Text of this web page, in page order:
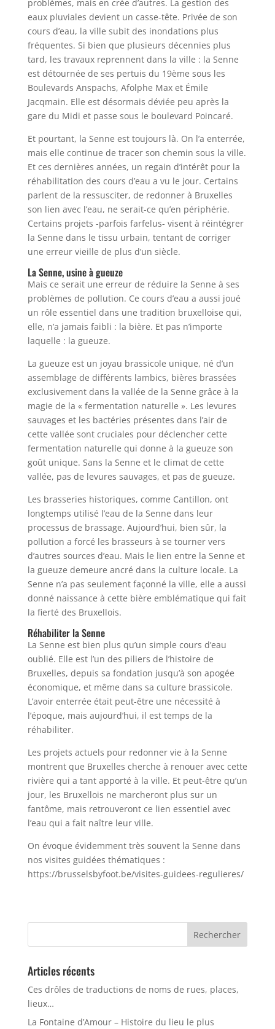
problèmes, mais en crée d’autres. La gestion des
eaux pluviales devient un casse-tête. Privée de son
cours d’eau, la ville subit des inondations plus
fréquentes. Si bien que plusieurs décennies plus
tard, les travaux reprennent dans la ville : la Senne
est détournée de ses pertuis du 19ème sous les
Boulevards Anspachs, Afolphe Max et Émile
Jacqmain. Elle est désormais déviée peu après la
gare du Midi et passe sous le boulevard Poincaré.
Et pourtant, la Senne est toujours là. On l’a enterrée,
mais elle continue de tracer son chemin sous la ville.
Et ces dernières années, un regain d’intérêt pour la
réhabilitation des cours d’eau a vu le jour. Certains
parlent de la ressusciter, de redonner à Bruxelles
son lien avec l’eau, ne serait-ce qu’en périphérie.
Certains projets -parfois farfelus- visent à réintégrer
la Senne dans le tissu urbain, tentant de corriger
une erreur vieille de plus d’un siècle.
La Senne, usine à gueuze
Mais ce serait une erreur de réduire la Senne à ses
problèmes de pollution. Ce cours d’eau a aussi joué
un rôle essentiel dans une tradition bruxelloise qui,
elle, n’a jamais faibli : la bière. Et pas n’importe
laquelle : la gueuze.
La gueuze est un joyau brassicole unique, né d’un
assemblage de différents lambics, bières brassées
exclusivement dans la vallée de la Senne grâce à la
magie de la « fermentation naturelle ». Les levures
sauvages et les bactéries présentes dans l’air de
cette vallée sont cruciales pour déclencher cette
fermentation naturelle qui donne à la gueuze son
goût unique. Sans la Senne et le climat de cette
vallée, pas de levures sauvages, et pas de gueuze.
Les brasseries historiques, comme Cantillon, ont
longtemps utilisé l’eau de la Senne dans leur
processus de brassage. Aujourd’hui, bien sûr, la
pollution a forcé les brasseurs à se tourner vers
d’autres sources d’eau. Mais le lien entre la Senne et
la gueuze demeure ancré dans la culture locale. La
Senne n’a pas seulement façonné la ville, elle a aussi
donné naissance à cette bière emblématique qui fait
la fierté des Bruxellois.
Réhabiliter la Senne
La Senne est bien plus qu’un simple cours d’eau
oublié. Elle est l’un des piliers de l’histoire de
Bruxelles, depuis sa fondation jusqu’à son apogée
économique, et même dans sa culture brassicole.
L’avoir enterrée était peut-être une nécessité à
l’époque, mais aujourd’hui, il est temps de la
réhabiliter.
Les projets actuels pour redonner vie à la Senne
montrent que Bruxelles cherche à renouer avec cette
rivière qui a tant apporté à la ville. Et peut-être qu’un
jour, les Bruxellois ne marcheront plus sur un
fantôme, mais retrouveront ce lien essentiel avec
l’eau qui a fait naître leur ville.
On évoque évidemment très souvent la Senne dans
nos visites guidées thématiques :
https://brusselsbyfoot.be/visites-guidees-regulieres/
Rechercher :
Articles récents
Ces drôles de traductions de noms de rues, places,
lieux…
La Fontaine d’Amour – Histoire du lieu le plus